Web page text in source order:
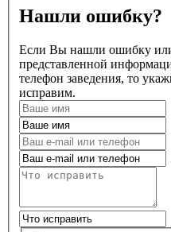
Нашли ошибку?
Если Вы нашли ошибку
представленной
телефон заведения, то
исправим.